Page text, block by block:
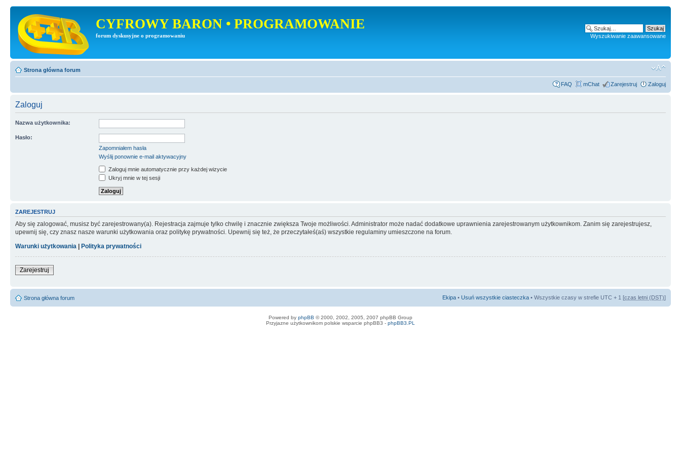
CYFROWY BARON • PROGRAMOWANIE
forum dyskusyjne o programowaniu Wyszukiwanie zaawansowane
Strona główna forum
FAQ mChat Zarejestruj Zaloguj
Zaloguj
Nazwa użytkownika:
Hasło:
Zapomniałem hasła
Wyślij ponownie e-mail aktywacyjny
Zaloguj mnie automatycznie przy każdej wizycie
Ukryj mnie w tej sesji
ZAREJESTRUJ
Aby się zalogować, musisz być zarejestrowany(a). Rejestracja zajmuje tylko chwilę i znacznie zwiększa Twoje możliwości. Administrator może nadać dodatkowe uprawnienia zarejestrowanym użytkownikom. Zanim się zarejestrujesz,
upewnij się, czy znasz nasze warunki użytkowania oraz politykę prywatności. Upewnij się też, że przeczytałeś(aś) wszystkie regulaminy umieszczone na forum.
Warunki użytkowania | Polityka prywatności
Zarejestruj
Strona główna forum Ekipa • Usuń wszystkie ciasteczka • Wszystkie czasy w strefie UTC + 1 [czas letni (DST)]
Powered by phpBB © 2000, 2002, 2005, 2007 phpBB Group
Przyjazne użytkownikom polskie wsparcie phpBB3 - phpBB3.PL